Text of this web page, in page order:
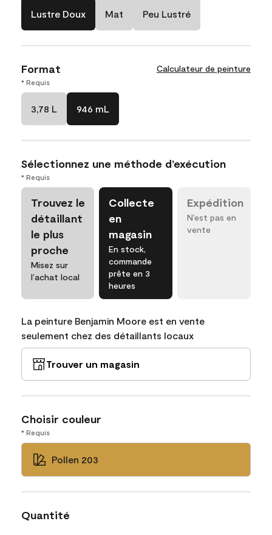
Lustre Doux Mat Peu Lustré
Format Calculateur de peinture
* Requis
3,78 L 946 mL
Sélectionnez une méthode d’exécution
* Requis
Trouvez le
détaillant
le plus
proche
Misez sur
l’achat local
Collecte
en
magasin
En stock,
commande
prête en 3
heures
Expédition
N’est pas en
vente
La peinture Benjamin Moore est en vente
seulement chez des détaillants locaux
Trouver un magasin
Choisir couleur
* Requis
Pollen 203
Quantité